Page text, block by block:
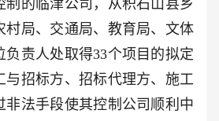
制的临津公司，从积石山县乡
村局、交通局、教育局、文体
负责人处取得33个项目的拟定
与招标方、招标代理方、施工
非法手段使其控制公司顺利中